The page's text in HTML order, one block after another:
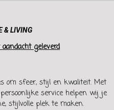
& LIVING
geleverd
om sfeer, stijl en kwaliteit. Met
service helpen wij je
stijlvolle plek te maken.